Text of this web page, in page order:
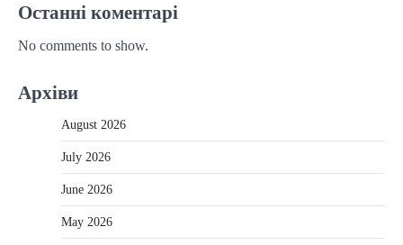
Останні коментарі
No comments to show.
Архіви
August 2026
July 2026
June 2026
May 2026